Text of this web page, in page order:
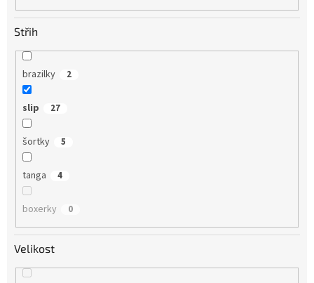
Střih
brazilky 2
slip 27
šortky 5
tanga 4
boxerky 0
Velikost